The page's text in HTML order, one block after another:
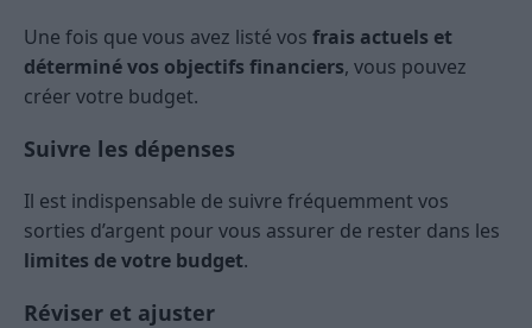
Une fois que vous avez listé vos frais actuels et
déterminé vos objectifs financiers, vous pouvez
créer votre budget.
Suivre les dépenses
Il est indispensable de suivre fréquemment vos
sorties d’argent pour vous assurer de rester dans les
limites de votre budget.
Réviser et ajuster